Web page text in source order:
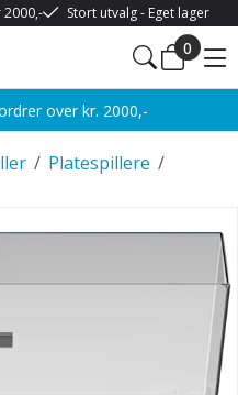
Stort utvalg - Eget lager
0
over kr. 2000,-
/ /
Platespillere